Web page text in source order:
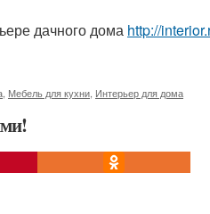
дачного дома http://
Мебель для кухни Интерьер для дома